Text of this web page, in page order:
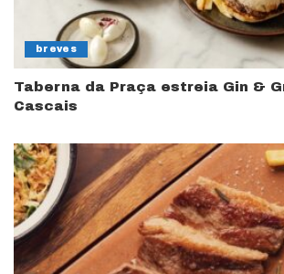
breves
Taberna da Praça estreia Gin &
Cascais